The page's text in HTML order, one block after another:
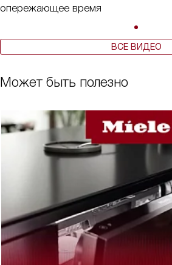
опережающее время
ВСЕ ВИДЕО
Может быть полезно